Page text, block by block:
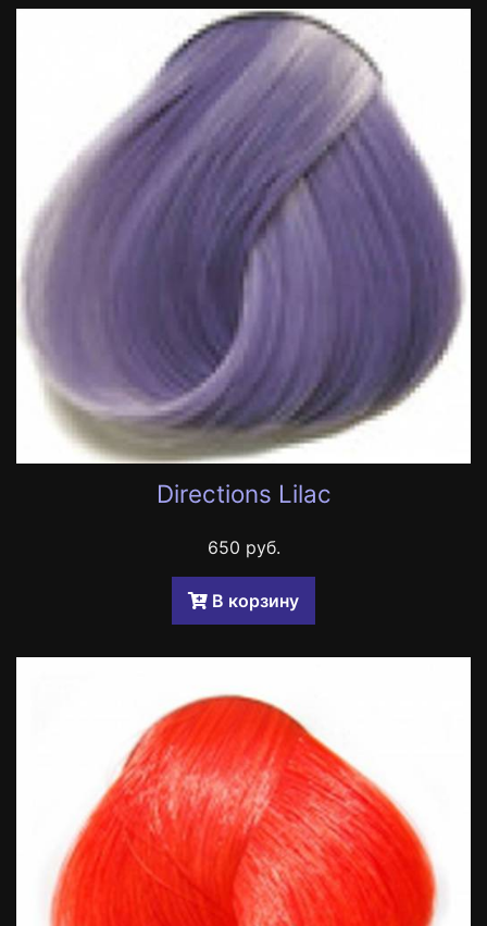
Directions Lilac
650 руб.
B корзину